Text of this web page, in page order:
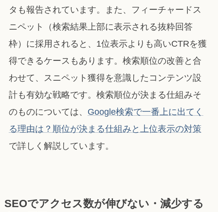
タも報告されています。また、フィーチャードス
ニペット（検索結果上部に表示される抜粋回答
枠）に採用されると、1位表示よりも高いCTRを獲
得できるケースもあります。検索順位の改善と合
わせて、スニペット獲得を意識したコンテンツ設
計も有効な戦略です。検索順位が決まる仕組みそ
のものについては、 Google検索で一番上に出てく
る理由は？順位が決まる仕組みと上位表示の対策
で詳しく解説しています。
SEOでアクセス数が伸びない・減少する